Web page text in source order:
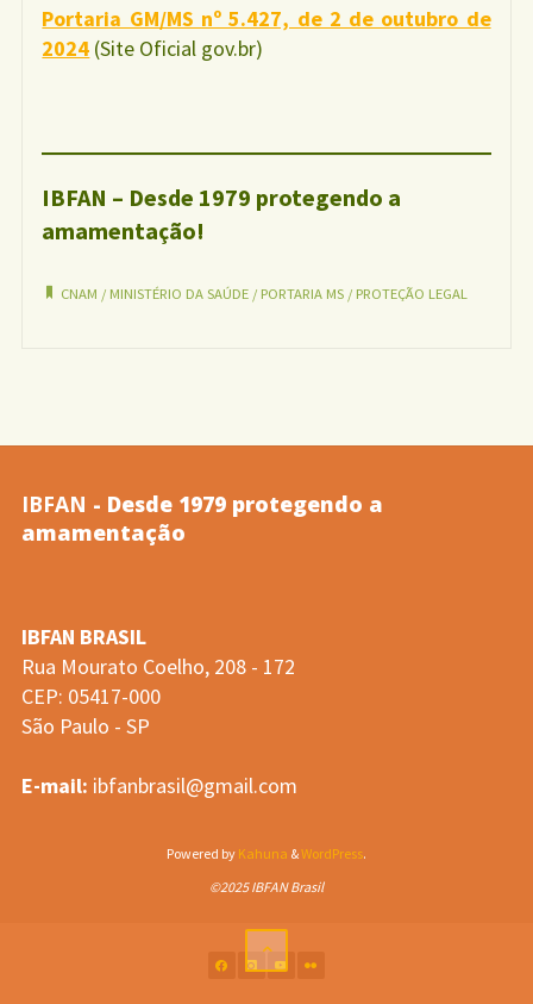
Portaria GM/MS nº 5.427, de 2 de outubro de
2024 (Site Oficial gov.br)
IBFAN – Desde 1979 protegendo a
amamentação!
CNAM / MINISTÉRIO DA SAÚDE/ PORTARIA MS/ PROTEÇÃO LEGAL
IBFAN - Desde 1979 protegendo a
amamentação
IBFAN BRASIL
Rua Mourato Coelho, 208 - 172
CEP: 05417-000
São Paulo - SP
E-mail: ibfanbrasil@gmail.com
Powered by Kahuna &WordPress.
©2025 IBFAN Brasil